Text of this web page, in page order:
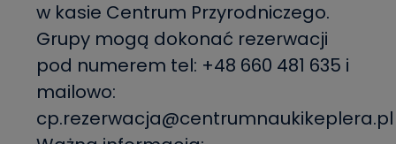
w kasie Centrum Przyrodniczego.
Grupy mogą dokonać rezerwacji
pod numerem tel: +48 660 481 635 i
mailowo:
cp.rezerwacja@centrumnaukikeplera.pl